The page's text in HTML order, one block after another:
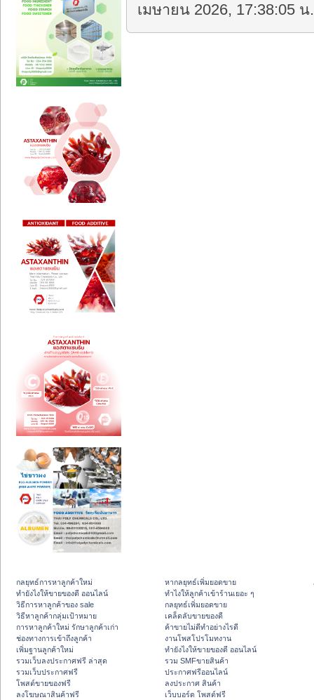
เมษายน 2026, 17:38:05 น
กลยุทธ์การหาลูกค้าใหม่
ทํายังไงให้ขายของดี ออนไลน์
วิธีการหาลูกค้าของ sale
วิธีหาลูกค้ากลุ่มเป้าหมาย
การหาลูกค้าใหม่ รักษาลูกค้าเก่า
ช่องทางการเข้าถึงลูกค้า
เพิ่มฐานลูกค้าใหม่
รวมเว็บลงประกาศฟรี ล่าสุด
รวมเว็บประกาศฟรี
โพสต์ขายของฟรี
ลงโฆษณาสินค้าฟรี
หากลยุทธ์เพิ่มยอดขาย
ทําไงให้ลูกค้าเข้าร้านเยอะ ๆ
กลยุทธ์เพิ่มยอดขาย
เคล็ดลับขายของดี
ค้าขายไม่ดีทำอย่างไรดี
งานโพสโปรโมทงาน
ทํายังไงให้ขายของดี ออนไลน์
รวม SMFขายสินค้า
ประกาศฟรีออนไลน์
ลงประกาศ สินค้า
เว็บบอร์ด โพสต์ฟรี